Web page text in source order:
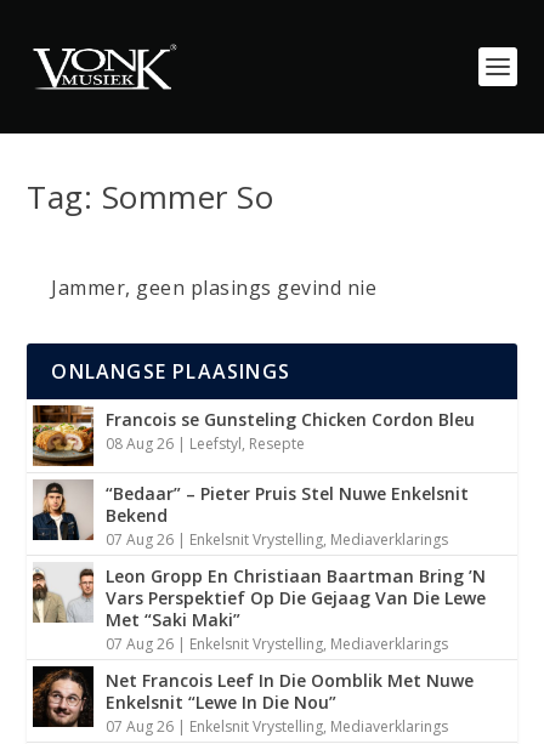
Tag: Sommer So
Sommer So”: Wouter Van De Venter Se Rou,
Eerlike L...
Jammer, geen plasings gevind nie
ONLANGSE PLAASINGS
Francois se Gunsteling Chicken Cordon Bleu
08 Aug 26 | Leefstyl, Resepte
“Bedaar” – Pieter Pruis Stel Nuwe Enkelsnit
Bekend
07 Aug 26 | Enkelsnit Vrystelling, Mediaverklarings
Leon Gropp En Christiaan Baartman Bring ’N
Vars Perspektief Op Die Gejaag Van Die Lewe
Met “Saki Maki”
07 Aug 26 | Enkelsnit Vrystelling, Mediaverklarings
Net Francois Leef In Die Oomblik Met Nuwe
Enkelsnit “Lewe In Die Nou”
07 Aug 26 | Enkelsnit Vrystelling, Mediaverklarings